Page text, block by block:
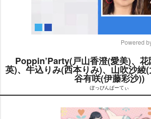
Powered
Poppin’Party(戸山香澄(愛美)、
英)、牛込りみ(西本りみ)、山吹沙綾
谷有咲(伊藤彩沙))
ぽっぴんぱーてぃ